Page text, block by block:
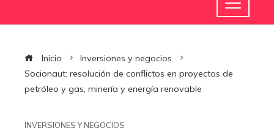
Inicio
Inversiones y negocios
Socionaut: resolución de conflictos en proyectos de
petróleo y gas, minería y energía renovable
INVERSIONES Y NEGOCIOS